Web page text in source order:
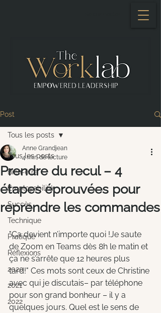
EMPOWERED LEADERSHIP
Post
Tous les posts
Bien-être
Employabilité
Succès
Technique
Pratique
Réflexions
2020
2021
2022
Tous les posts
Prendre du recul – 4
étapes éprouvées pour
reprendre les commandes
Anne Grandjean
4 min de lecture
"Ça devient n’importe quoi !Je saute
de Zoom en Teams dès 8h le matin et
ça ne s’arrête que 12 heures plus
tard!" Ces mots sont ceux de Christine
avec qui je discutais– par téléphone
pour son grand bonheur – il y a
quelques jours. Quel est le sens de